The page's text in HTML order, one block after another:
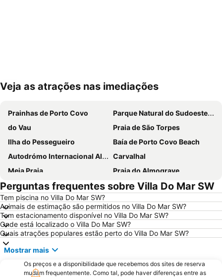
Ampliar mapa
Veja as atrações nas imediações
Prainhas de Porto Covo
Parque Natural do Sudoeste Alentejano e Costa Vicentina
do Vau
Praia de São Torpes
Ilha do Pessegueiro
Baía de Porto Covo Beach
Autodrómo Internacional Algarve
Carvalhal
Meia Praia
Praia do Almograve
Praia da Zambujeira do Mar
Praia de Odeceixe
Marina de Portimão
Praia Dona Ana
Do Alvor
Baiona Beach
Prainha
do Monte Clérigo
Praia de Porto de Mós
Marina de Lagos
Perguntas frequentes sobre Villa Do Mar SW
Tem piscina no Villa Do Mar SW?
Animais de estimação são permitidos no Villa Do Mar SW?
Tem estacionamento disponível no Villa Do Mar SW?
Onde está localizado o Villa Do Mar SW?
Quais atrações populares estão perto do Villa Do Mar SW?
Mostrar mais
Os preços e a disponibilidade que recebemos dos sites de reserva
mudam frequentemente. Como tal, pode haver diferenças entre as